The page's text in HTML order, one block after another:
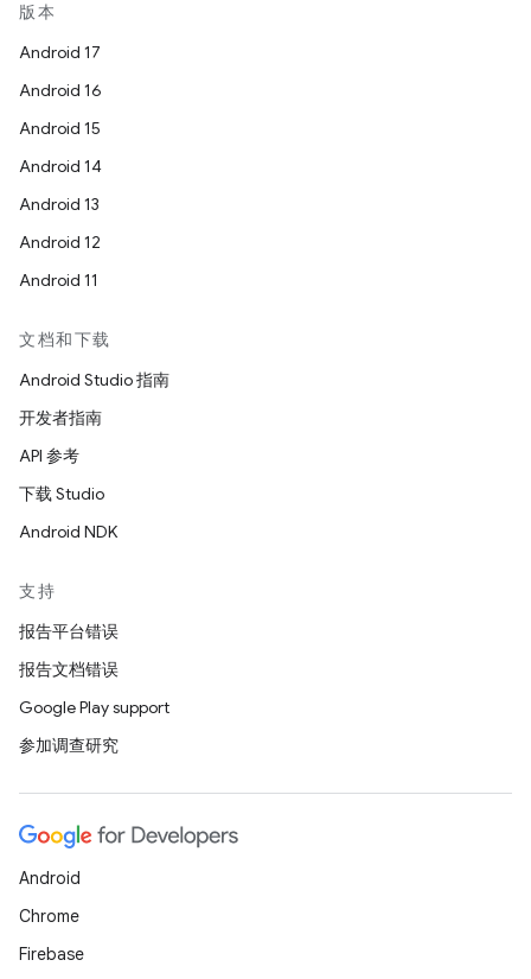
版本
Android 17
Android 16
Android 15
Android 14
Android 13
Android 12
Android 11
文档和下载
Android Studio 指南
开发者指南
API 参考
下载 Studio
Android NDK
支持
报告平台错误
报告文档错误
Google Play support
参加调查研究
Android
Chrome
Firebase